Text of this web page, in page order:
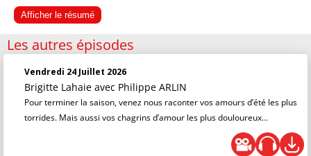
Afficher le résumé
Les autres épisodes
Vendredi 24 Juillet 2026
Brigitte Lahaie avec Philippe ARLIN
Pour terminer la saison, venez nous raconter vos amours d’été les plus
torrides. Mais aussi vos chagrins d’amour les plus douloureux…